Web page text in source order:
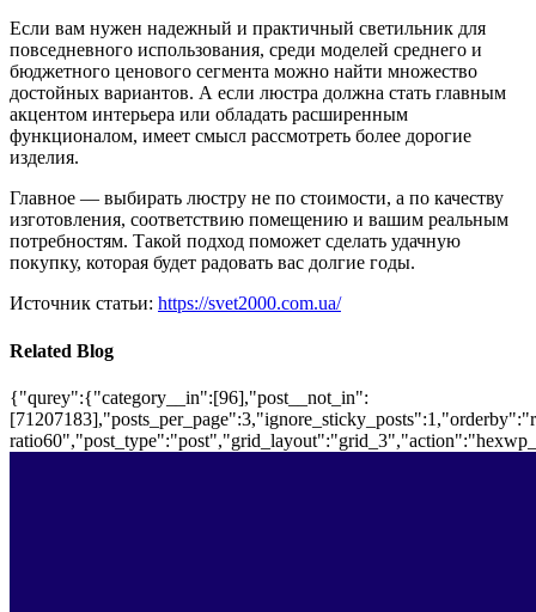
Если вам нужен надежный и практичный светильник для
повседневного использования, среди моделей среднего и
бюджетного ценового сегмента можно найти множество
достойных вариантов. А если люстра должна стать главным
акцентом интерьера или обладать расширенным
функционалом, имеет смысл рассмотреть более дорогие
изделия.
Главное — выбирать люстру не по стоимости, а по качеству
изготовления, соответствию помещению и вашим реальным
потребностям. Такой подход поможет сделать удачную
покупку, которая будет радовать вас долгие годы.
Источник статьи: https://svet2000.com.ua/
Related Blog
{"qurey":{"category__in":[96],"post__not_in":